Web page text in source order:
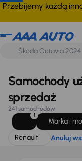
Przebijemy każdą
Renault Anuluj
Samochody
sprzedaż
241 samochodów
1
Marka i
Renault
Anuluj